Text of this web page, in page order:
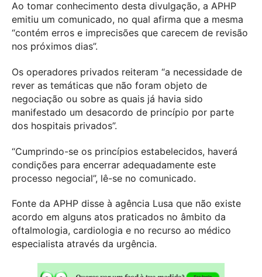
Ao tomar conhecimento desta divulgação, a APHP
emitiu um comunicado, no qual afirma que a mesma
“contém erros e imprecisões que carecem de revisão
nos próximos dias”.
Os operadores privados reiteram “a necessidade de
rever as temáticas que não foram objeto de
negociação ou sobre as quais já havia sido
manifestado um desacordo de princípio por parte
dos hospitais privados”.
“Cumprindo-se os princípios estabelecidos, haverá
condições para encerrar adequadamente este
processo negocial”, lê-se no comunicado.
Fonte da APHP disse à agência Lusa que não existe
acordo em alguns atos praticados no âmbito da
oftalmologia, cardiologia e no recurso ao médico
especialista através da urgência.